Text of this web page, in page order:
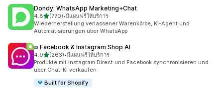
Dondy: WhatsApp Marketing+Chat
4.8เต็ม 5 ดาว
(770)
ทั้งหมด 770 รีวิว
•มีแผนฟรีให้บริการ
Wiederherstellung verlassener Warenkörbe, KI-Agent und
Automatisierungen über WhatsApp
∞ Facebook & Instagram Shop AI
4.9เต็ม 5 ดาว
(263)
ทั้งหมด 263 รีวิว
•มีแผนฟรีให้บริการ
Produkte mit Instagram Direct und Facebook synchronisieren und
über Chat-KI verkaufen
Built for Shopify